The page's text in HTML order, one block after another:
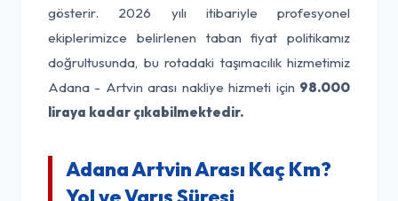
gösterir. 2026 yılı itibariyle profesyonel
ekiplerimizce belirlenen taban fiyat politikamız
doğrultusunda, bu rotadaki taşımacılık hizmetimiz
Adana - Artvin arası nakliye hizmeti için 98.000
liraya kadar çıkabilmektedir.
Adana Artvin Arası Kaç Km?